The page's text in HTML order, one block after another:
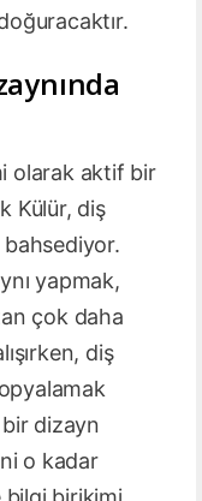
olarak aktif bir
Külür, diş
bahsediyor.
yapmak,
çok daha
diş
dizayn
o kadar